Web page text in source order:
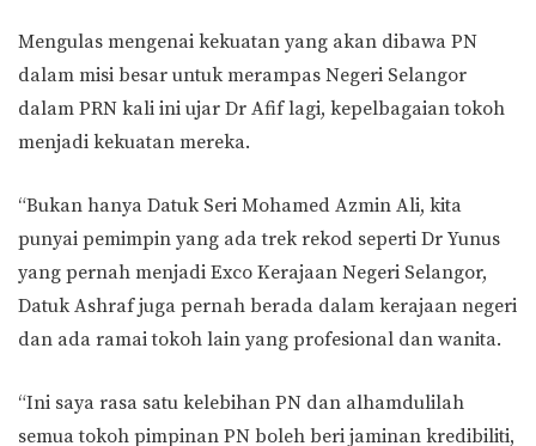
Mengulas mengenai kekuatan yang akan dibawa PN
dalam misi besar untuk merampas Negeri Selangor
dalam PRN kali ini ujar Dr Afif lagi, kepelbagaian tokoh
menjadi kekuatan mereka.
“Bukan hanya Datuk Seri Mohamed Azmin Ali, kita
punyai pemimpin yang ada trek rekod seperti Dr Yunus
yang pernah menjadi Exco Kerajaan Negeri Selangor,
Datuk Ashraf juga pernah berada dalam kerajaan negeri
dan ada ramai tokoh lain yang profesional dan wanita.
“Ini saya rasa satu kelebihan PN dan alhamdulilah
semua tokoh pimpinan PN boleh beri jaminan kredibiliti,